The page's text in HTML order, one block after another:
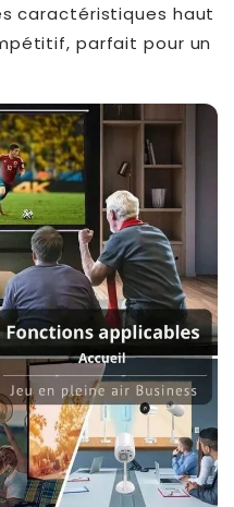
caractéristiques haut
parfait pour un